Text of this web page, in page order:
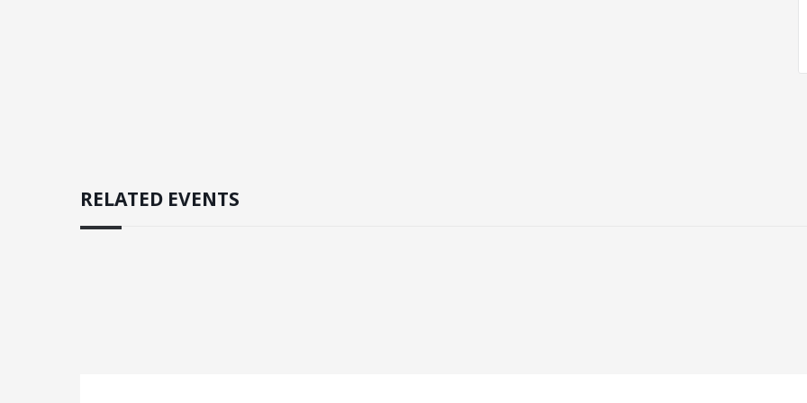
RELATED EVENTS